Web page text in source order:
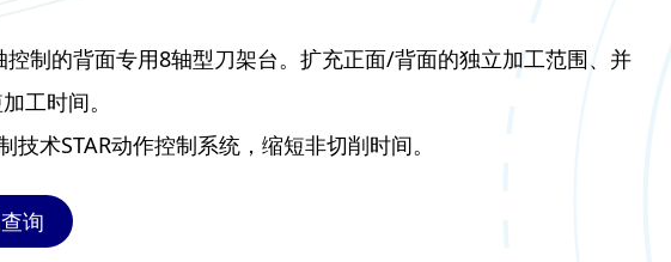
控制的背面专用8轴型刀架台。扩充正面/背面的独立加工范围、并
工时间。
技术STAR动作控制系统，缩短非切削时间。
询